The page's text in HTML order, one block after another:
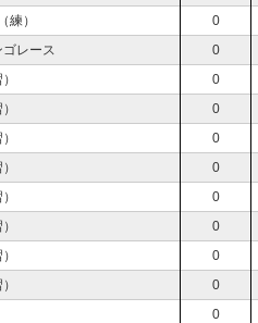
） 0
レース 0
0
0
0
0
0
0
0
0
0